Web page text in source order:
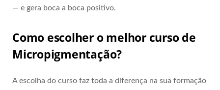
— e gera boca a boca positivo.
Como escolher o melhor curso de
Micropigmentação?
A escolha do curso faz toda a diferença na sua formação